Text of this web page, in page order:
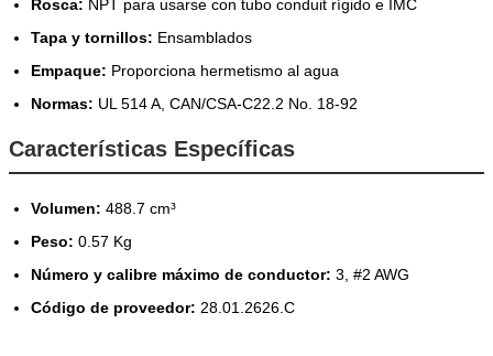
Rosca: NPT para usarse con tubo conduit rígido e IMC
Tapa y tornillos: Ensamblados
Empaque: Proporciona hermetismo al agua
Normas: UL 514 A, CAN/CSA-C22.2 No. 18-92
Características Específicas
Volumen: 488.7 cm³
Peso: 0.57 Kg
Número y calibre máximo de conductor: 3, #2 AWG
Código de proveedor: 28.01.2626.C